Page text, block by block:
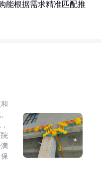
能根据需求精准匹配推